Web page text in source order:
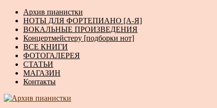
Архив пианистки
НОТЫ ДЛЯ ФОРТЕПИАНО [А-Я]
ВОКАЛЬНЫЕ ПРОИЗВЕДЕНИЯ
Концертмейстеру [подборки нот]
ВСЕ КНИГИ
ФОТОГАЛЕРЕЯ
СТАТЬИ
МАГАЗИН
Контакты